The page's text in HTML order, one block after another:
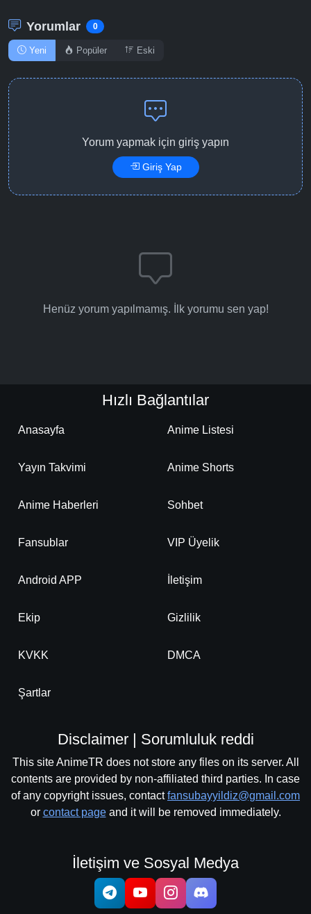
Yorumlar 0
Yeni Popüler Eski
Yorum yapmak için giriş yapın
Giriş Yap
Henüz yorum yapılmamış. İlk yorumu sen yap!
Hızlı Bağlantılar
Anasayfa Anime Listesi
Yayın Takvimi Anime Shorts
Anime Haberleri Sohbet
Fansublar VIP Üyelik
Android APP İletişim
Ekip Gizlilik
KVKK DMCA
Şartlar
Disclaimer | Sorumluluk reddi
This site AnimeTR does not store any files on its server. All
contents are provided by non-affiliated third parties. In case
of any copyright issues, contactfansubayyildiz@gmail.com
or contact pageand it will be removed immediately.
İletişim ve Sosyal Medya